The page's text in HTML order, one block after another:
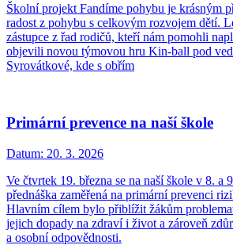
Školní projekt Fandíme pohybu je krásným
radost z pohybu s celkovým rozvojem dětí.
zástupce z řad rodičů, kteří nám pomohli
objevili novou týmovou hru Kin-ball pod
Syrovátkové, kde s obřím
Primární prevence na naší škole
Datum: 20. 3. 2026
Ve čtvrtek 19. března se na naší škole v 8. a
přednáška zaměřená na primární prevenci
Hlavním cílem bylo přiblížit žákům
jejich dopady na zdraví i život a zároveň
a osobní odpovědnosti.